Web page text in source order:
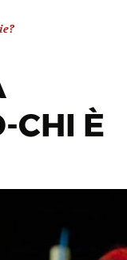
CHI È